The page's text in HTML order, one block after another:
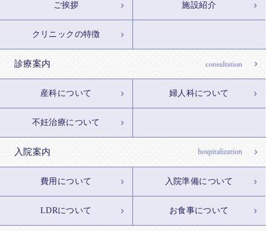
ご挨拶 施設紹介
クリニックの特徴
入院案内
費用について 入院準備について
LDRについて お食事について
診療案内
産科について 婦人科について
不妊治療について